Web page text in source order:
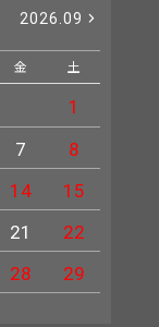
2026.09
金 土
1
7
8
14
15
21
22
28
29